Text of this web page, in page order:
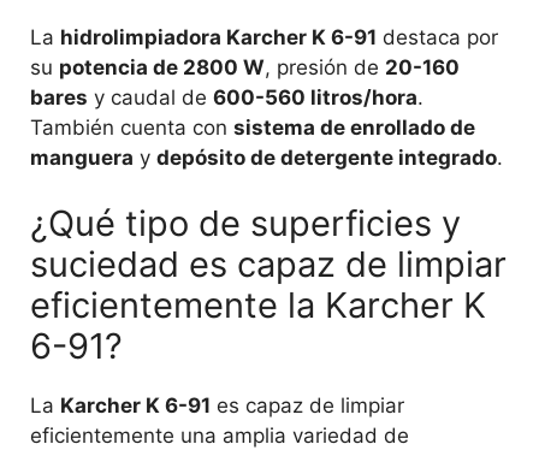
La hidrolimpiadora Karcher K 6-91 destaca por
su potencia de 2800 W, presión de 20-160
bares y caudal de 600-560 litros/hora.
También cuenta con sistema de enrollado de
manguera y depósito de detergente integrado.
¿Qué tipo de superficies y
suciedad es capaz de limpiar
eficientemente la Karcher K
6-91?
La Karcher K 6-91 es capaz de limpiar
eficientemente una amplia variedad de